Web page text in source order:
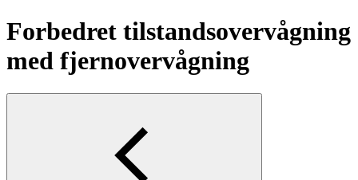
Forbedret tilstandsovervågning
med fjernovervågning